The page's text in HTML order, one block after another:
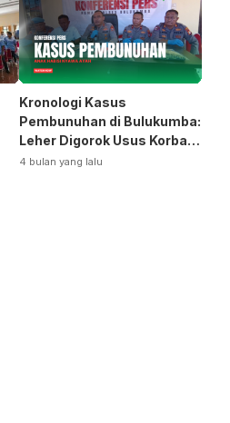
Kronologi Kasus
Pembunuhan di Bulukumba:
Leher Digorok Usus Korban
Dikeluarkan
4 bulan yang lalu